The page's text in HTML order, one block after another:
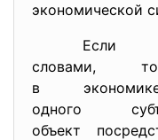
экономической
Если
словами,
в
одного
объект